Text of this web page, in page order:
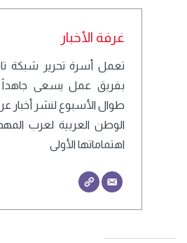
غرفة الأخبار
تعمل أسرة تحرير شبكة
طوال الأسبوع لنشر أخبار
الوطن العربية لعرب
اهتماماتها الأولى